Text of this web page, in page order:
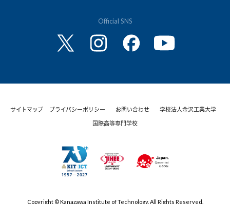
Official SNS
サイトマップ プライバシーポリシー お問い合わせ 学校法人金沢工業大学
国際高等専門学校
Copyright © Kanazawa Institute of Technology. All Rights Reserved.